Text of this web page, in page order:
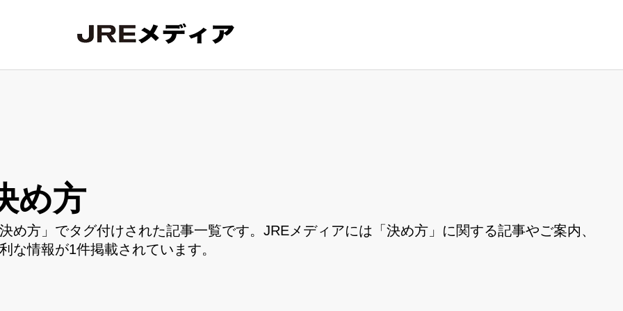
め方
め方」でタグ付けされた記事一覧です。JREメディアには「決め方」に関する記事やご案内、
な情報が1件掲載されています。